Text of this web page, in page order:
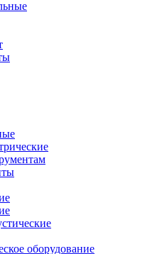
оборудование